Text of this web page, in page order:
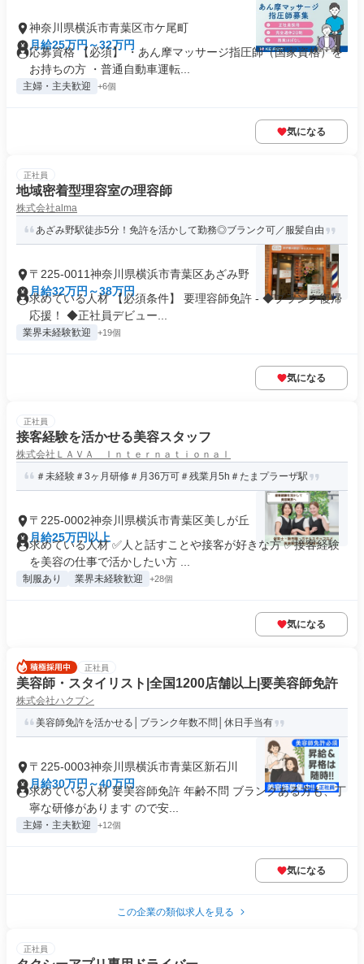
神奈川県横浜市青葉区市ケ尾町
月給25万円～32万円
応募資格 【必須】 ・あん摩マッサージ指圧師（国家資格）を
お持ちの方 ・普通自動車運転...
主婦・主夫歓迎 +6個
気になる
正社員
地域密着型理容室の理容師
株式会社alma
あざみ野駅徒歩5分！免許を活かして勤務◎ブランク可／服髪自由
〒225-0011神奈川県横浜市青葉区あざみ野
月給32万円～38万円
求めている人材 【必須条件】 要理容師免許 - ◆ブランク復帰
応援！ ◆正社員デビュー...
業界未経験歓迎 +19個
気になる
正社員
接客経験を活かせる美容スタッフ
株式会社ＬＡＶＡ Ｉｎｔｅｒｎａｔｉｏｎａｌ
＃未経験＃3ヶ月研修＃月36万可＃残業月5h＃たまプラーザ駅
〒225-0002神奈川県横浜市青葉区美しが丘
月給25万円以上
求めている人材 ✅人と話すことや接客が好きな方 ✅接客経験
を美容の仕事で活かしたい方 ...
制服あり 業界未経験歓迎 +28個
気になる
正社員
美容師・スタイリスト|全国1200店舗以上|要美容師免許
株式会社ハクブン
美容師免許を活かせる│ブランク年数不問│休日手当有
〒225-0003神奈川県横浜市青葉区新石川
月給30万円～40万円
求めている人材 要美容師免許 年齢不問 ブランクある方も、丁
寧な研修があります ので安...
主婦・主夫歓迎 +12個
気になる
この企業の類似求人を見る
正社員